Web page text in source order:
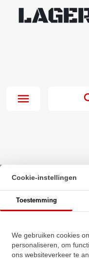
Beginpagina·
Laagbolkopbout met
RVS A2
Cookie-instellingen
Toestemming
We gebruiken cookies
personaliseren, om
ons websiteverkeer te
flens ISO